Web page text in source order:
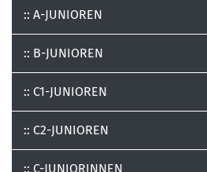
:: A-JUNIOREN
:: B-JUNIOREN
:: C1-JUNIOREN
:: C2-JUNIOREN
:: C-JUNIORINNEN